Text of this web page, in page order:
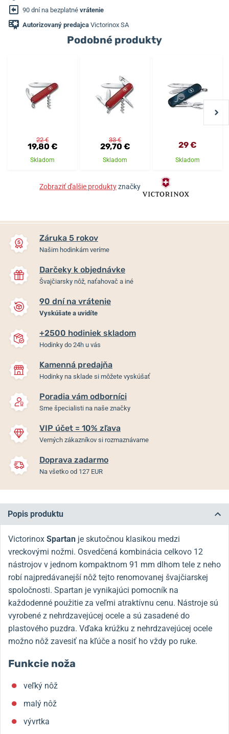
90 dní na bezplatné vrátenie
Autorizovaný predajca Victorinox SA
Podobné produkty
22 €
19,80 €
Skladom
33 €
29,70 €
Skladom
29 €
Skladom
Zobraziť ďalšie produktyznačky
Záruka 5 rokov
Našim hodinkám veríme
Darčeky k objednávke
Švajčiarsky nôž, naťahovač a iné
90 dní na vrátenie
Vyskúšate a uvidíte
+2500 hodiniek skladom
Hodinky do 24h u vás
Kamenná predajňa
Hodinky na sklade si môžete vyskúšať
Poradia vám odborníci
Sme špecialisti na naše značky
VIP účet = 10% zľava
Verných zákazníkov si rozmaznávame
Doprava zadarmo
Na všetko od 127 EUR
Popis produktu
Victorinox Spartan je skutočnou klasikou medzi
vreckovými nožmi. Osvedčená kombinácia celkovo 12
nástrojov v jednom kompaktnom 91 mm dlhom tele z neho
robí najpredávanejší nôž tejto renomovanej švajčiarskej
spoločnosti. Spartan je vynikajúci pomocník na
každodenné použitie za veľmi atraktívnu cenu. Nástroje sú
vyrobené z nehrdzavejúcej ocele a sú zasadené do
plastového puzdra. Vďaka krúžku z nehrdzavejúcej ocele
možno nôž zavesiť na kľúče a nosiť ho vždy po ruke.
Funkcie noža
veľký nôž
malý nôž
vývrtka